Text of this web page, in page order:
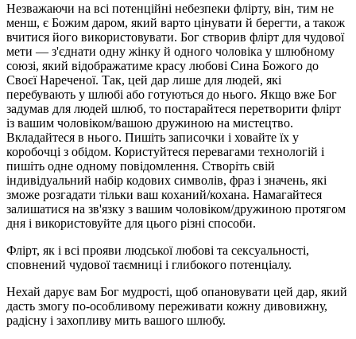
Незважаючи на всі потенційні небезпеки флірту, він, тим не
менш, є Божим даром, який варто цінувати й берегти, а також
вчитися його використовувати. Бог створив флірт для чудової
мети — з'єднати одну жінку й одного чоловіка у шлюбному
союзі, який відображатиме красу любові Сина Божого до
Своєї Нареченої. Так, цей дар лише для людей, які
перебувають у шлюбі або готуються до нього. Якщо вже Бог
задумав для людей шлюб, то постарайтеся перетворити флірт
із вашим чоловіком/вашою дружиною на мистецтво.
Вкладайтеся в нього. Пишіть записочки і ховайте їх у
коробочці з обідом. Користуйтеся перевагами технологій і
пишіть одне одному повідомлення. Створіть свій
індивідуальний набір кодових символів, фраз і значень, які
зможе розгадати тільки ваш коханий/кохана. Намагайтеся
залишатися на зв'язку з вашим чоловіком/дружиною протягом
дня і використовуйте для цього різні способи.
Флірт, як і всі прояви людської любові та сексуальності,
сповнений чудової таємниці і глибокого потенціалу.
Нехай дарує вам Бог мудрості, щоб опановувати цей дар, який
дасть змогу по-особливому переживати кожну дивовижну,
радісну і захопливу мить вашого шлюбу.